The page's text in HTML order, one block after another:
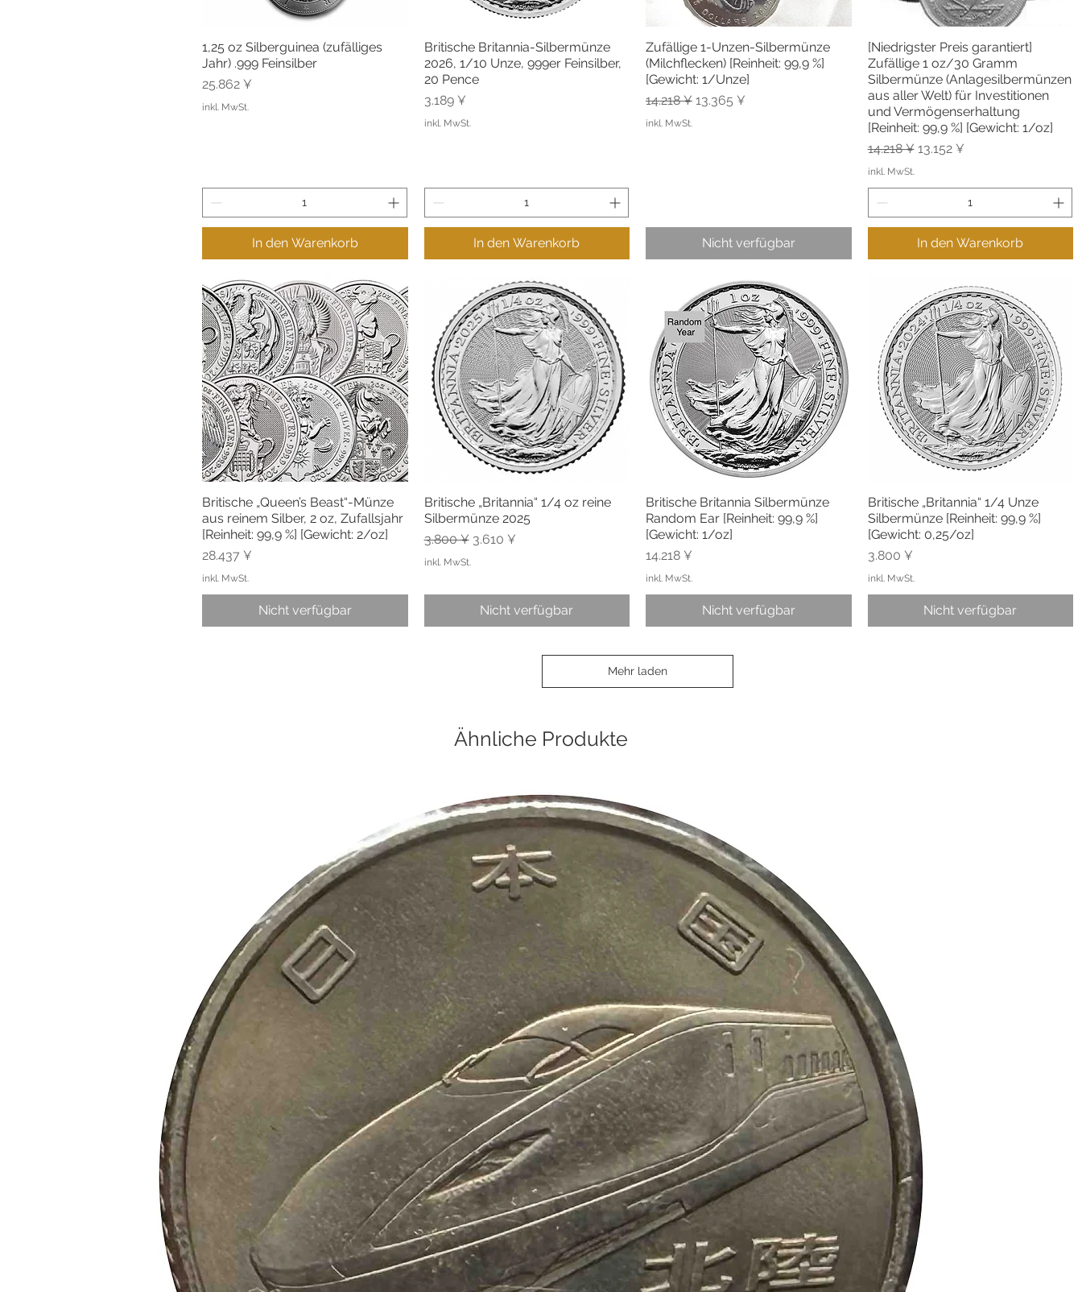
Schnellansicht
1,25 oz Silberguinea (zufälliges
Jahr) .999 Feinsilber
Preis
25.862 ¥
inkl. MwSt.
In den Warenkorb
Schnellansicht
Britische Britannia-Silbermünze
2026, 1/10 Unze, 999er Feinsilber,
20 Pence
Preis
3.189 ¥
inkl. MwSt.
In den Warenkorb
Schnellansicht
Zufällige 1-Unzen-Silbermünze
(Milchflecken) [Reinheit: 99,9 %]
[Gewicht: 1/Unze]
Standardpreis
14.218 ¥ Sale-Preis
13.365 ¥
inkl. MwSt.
Nicht verfügbar
Schnellansicht
[Niedrigster Preis garantiert]
Zufällige 1 oz/30 Gramm
Silbermünze (Anlagesilbermünzen
aus aller Welt) für Investitionen
und Vermögenserhaltung
[Reinheit: 99,9 %] [Gewicht: 1/oz]
Standardpreis
14.218 ¥ Sale-Preis
13.152 ¥
inkl. MwSt.
In den Warenkorb
Schnellansicht
Britische „Queen’s Beast“-Münze
aus reinem Silber, 2 oz, Zufallsjahr
[Reinheit: 99,9 %] [Gewicht: 2/oz]
Preis
28.437 ¥
inkl. MwSt.
Nicht verfügbar
Schnellansicht
Britische „Britannia“ 1/4 oz reine
Silbermünze 2025
Standardpreis
3.800 ¥ Sale-Preis
3.610 ¥
inkl. MwSt.
Nicht verfügbar
Schnellansicht
Britische Britannia Silbermünze
Random Ear [Reinheit: 99,9 %]
[Gewicht: 1/oz]
Preis
14.218 ¥
inkl. MwSt.
Nicht verfügbar
Schnellansicht
Britische „Britannia“ 1/4 Unze
Silbermünze [Reinheit: 99,9 %]
[Gewicht: 0,25/oz]
Preis
3.800 ¥
inkl. MwSt.
Nicht verfügbar
Mehr laden
Ähnliche Produkte